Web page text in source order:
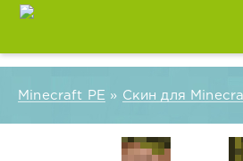
Minecraft PE » Скин для